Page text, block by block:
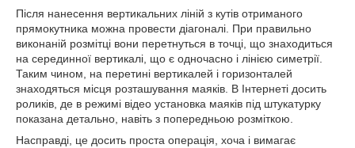
Після нанесення вертикальних ліній з кутів отриманого
прямокутника можна провести діагоналі. При правильно
виконаній розмітці вони перетнуться в точці, що знаходиться
на серединної вертикалі, що є одночасно і лінією симетрії.
Таким чином, на перетині вертикалей і горизонталей
знаходяться місця розташування маяків. В Інтернеті досить
роликів, де в режимі відео установка маяків під штукатурку
показана детально, навіть з попередньою розміткою.
Насправді, це досить проста операція, хоча і вимагає